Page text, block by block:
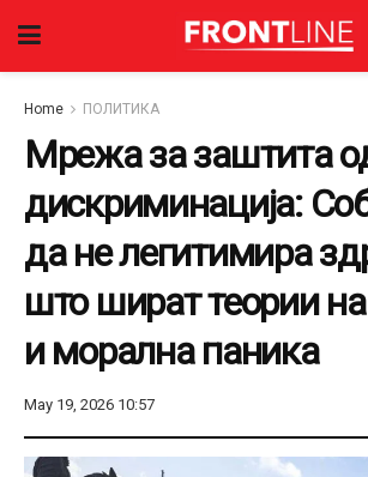
Home ПОЛИТИКА
Мрежа за заштита
дискриминација:
да не легитимира
што шират теории
и морална паника
May 19, 2026 10:57